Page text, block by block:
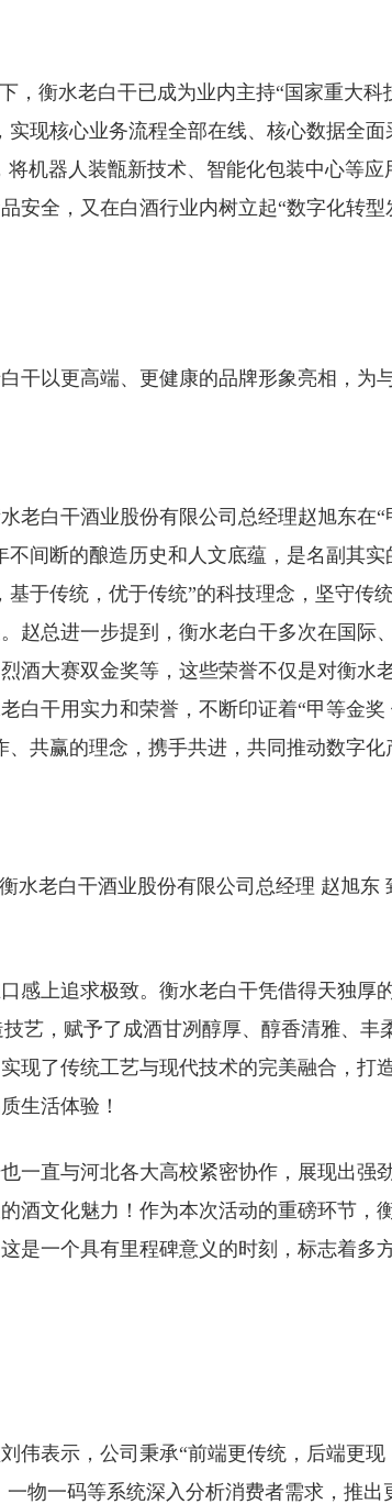
，衡水老白干已成为业内主持“国家重大科
现核心业务流程全部在线、核心数据全面
机器人装甑新技术、智能化包装中心等应
安全，又在白酒行业内树立起“数字化转型
干以更高端、更健康的品牌形象亮相，为
老白干酒业股份有限公司总经理赵旭东在“
间断的酿造历史和人文底蕴，是名副其实
于传统，优于传统”的科技理念，坚守传
赵总进一步提到，衡水老白干多次在国际、
酒大赛双金奖等，这些荣誉不仅是对衡水
白干用实力和荣誉，不断印证着“甲等金奖
共赢的理念，携手共进，共同推动数字化
水老白干酒业股份有限公司总经理 赵旭东
感上追求极致。衡水老白干凭借得天独厚
艺，赋予了成酒甘冽醇厚、醇香清雅、丰
现了传统工艺与现代技术的完美融合，打
生活体验！
一直与河北各大高校紧密协作，展现出强
酒文化魅力！作为本次活动的重磅环节，
是一个具有里程碑意义的时刻，标志着多
伟表示，公司秉承“前端更传统，后端更现
物一码等系统深入分析消费者需求，推出